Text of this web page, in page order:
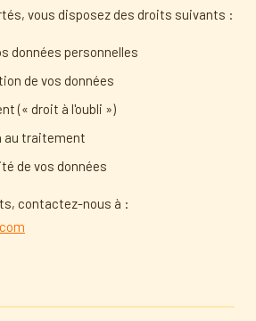
vous disposez des droits suivants :
données personnelles
de vos données
(« droit à l'oubli »)
au traitement
de vos données
contactez-nous à :